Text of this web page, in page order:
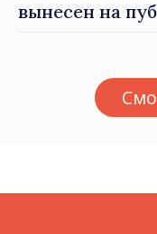
вынесен на